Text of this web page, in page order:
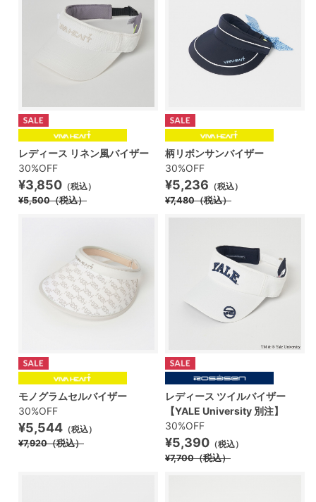
レディース リネン風バイザー
30%OFF
¥3,850 （税込）
¥5,500（税込）
柄リボンサンバイザー
30%OFF
¥5,236 （税込）
¥7,480（税込）
モノグラムセルバイザー
30%OFF
¥5,544 （税込）
¥7,920（税込）
レディース ツイルバイザー
【YALE University 別注】
30%OFF
¥5,390 （税込）
¥7,700（税込）